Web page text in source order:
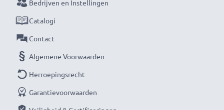
Bedrijven en Instellingen
Catalogi
Contact
Algemene Voorwaarden
Herroepingsrecht
Garantievoorwaarden